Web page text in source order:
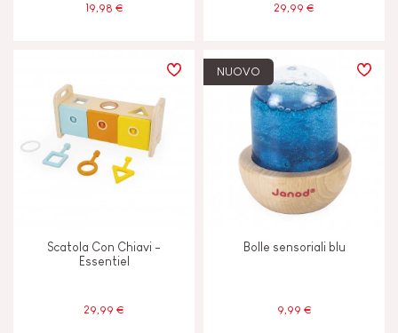
Musicale/sonoro
2 - 3 anni
19,98 € 29,99 €
Scatola Con Chiavi -
Essentiel
29,99 €
NUOVO
Bolle sensoriali blu
9,99 €